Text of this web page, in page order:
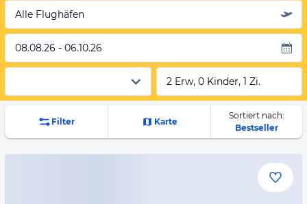
Alle Flughäfen
08.08.26 - 06.10.26
2 Erw, 0 Kinder, 1 Zi.
Filter Karte
Sortiert nach:
Bestseller